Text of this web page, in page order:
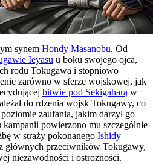
synem Hondy Masanobu. Od
Ieyasu u boku swojego ojca,
rodu Tokugawa i stopniowo
zarówno w sferze wojskowej, jak
bitwie pod Sekigaharą w
do rdzenia wojsk Tokugawy, co
zaufania, jakim darzył go
kampanii powierzono mu szczególnie
w straży pokonanego Ishidy
głównych przeciwników Tokugawy,
niezawodności i ostrożności.